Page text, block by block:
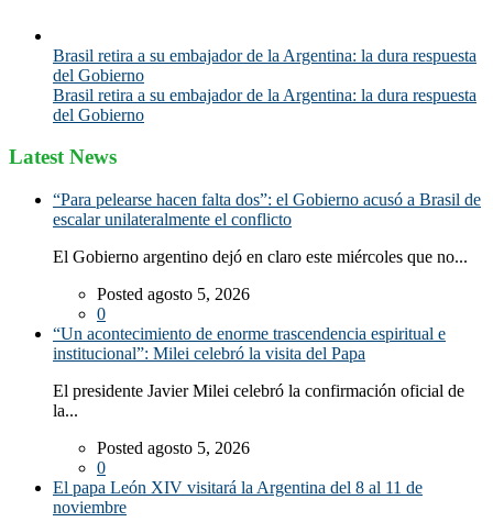
Brasil retira a su embajador de la Argentina: la dura respuesta
del Gobierno
Brasil retira a su embajador de la Argentina: la dura respuesta
del Gobierno
Latest News
“Para pelearse hacen falta dos”: el Gobierno acusó a Brasil de
escalar unilateralmente el conflicto
El Gobierno argentino dejó en claro este miércoles que no...
Posted agosto 5, 2026
0
“Un acontecimiento de enorme trascendencia espiritual e
institucional”: Milei celebró la visita del Papa
El presidente Javier Milei celebró la confirmación oficial de
la...
Posted agosto 5, 2026
0
El papa León XIV visitará la Argentina del 8 al 11 de
noviembre